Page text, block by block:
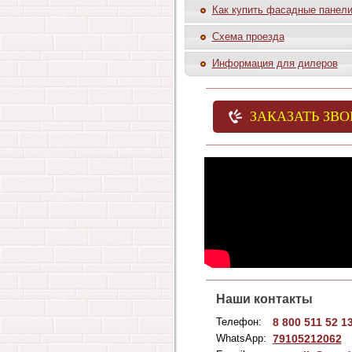
Как купить фасадные панели
Схема проезда
Информация для дилеров
ЗАКАЗАТЬ
Наши контакты
Телефон: 8 800 511 52
WhatsApp: 79105212062